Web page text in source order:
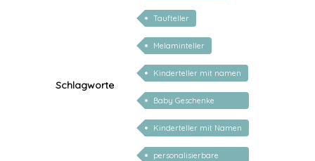
Schlagworte
Taufteller
Melaminteller
Kinderteller mit namen
Baby Geschenke
personalisierbar
Kinderteller mit Namen
personalisiert
personalisierbare